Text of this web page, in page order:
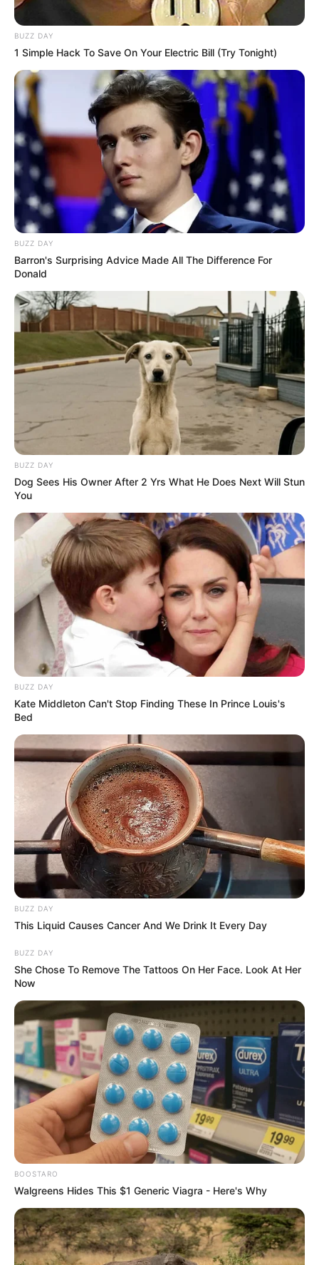
3 FRESH KISS
4 ZILYA
5 DARKANIYA
6 DARY CI
7 GULF
8 HILLARANTE
9 LA MANDOLA
10 ALJANAH
11 WOOZHYNA
12 LIGHTS COME ON
13 AHA
14 MORISOT
15 PAIDEIA
16 ROLLEVILLE
Arrivée Quinté PMU du PRIX MISS
ALLEGED
8 – 6 – 10 – 3 – 5
Meilleur pronostic Quinté du Jour
Equidia-Live: 8 – 5 – 14 – 3 – 10 – 6 – 4 – 15
100% Quinté le Direct Course de
CanalTurf
Analyse et Pronostic détaillés du Tiercé Quarté
Quinté par Stéphane Davy de CanalTurf.
L’accès au site est 100% gratuit, on vous sollicite s.v.p
pour nous soutenir avec un petit clic sur un des
boutons, merci à vous.
UTILE PAS UTILE ?
BUZZ DAY
1 Simple Hack To Save On Your Electric Bill (Try Tonight)
BUZZ DAY
Barron's Surprising Advice Made All The Difference For
Donald
BUZZ DAY
Dog Sees His Owner After 2 Yrs What He Does Next Will Stun
You
BUZZ DAY
Kate Middleton Can't Stop Finding These In Prince Louis's
Bed
BUZZ DAY
This Liquid Causes Cancer And We Drink It Every Day
BUZZ DAY
She Chose To Remove The Tattoos On Her Face. Look At Her
Now
BOOSTARO
Walgreens Hides This $1 Generic Viagra - Here's Why